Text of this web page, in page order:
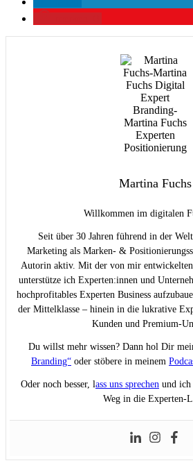
Martina Fuchs
Willkommen im digitalen
Seit über 30 Jahren führend in der
Marketing als Marken- &
Autorin aktiv. Mit der von mir
unterstütze ich Experten:innen und
hochprofitables Experten Business
der Mittelklasse – hinein in die lukrative
Kunden und Premium-
Du willst mehr wissen? Dann hol Dir
Branding“ oder stöbere in meinem
Oder noch besser, lass uns sprechen und ich
Weg in die Experten-